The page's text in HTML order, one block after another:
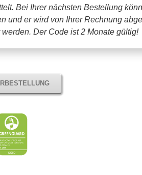
Bei Ihrer nächsten Bestellung
und er wird von Ihrer Rechnung
werden. Der Code ist 2 Monate gültig!